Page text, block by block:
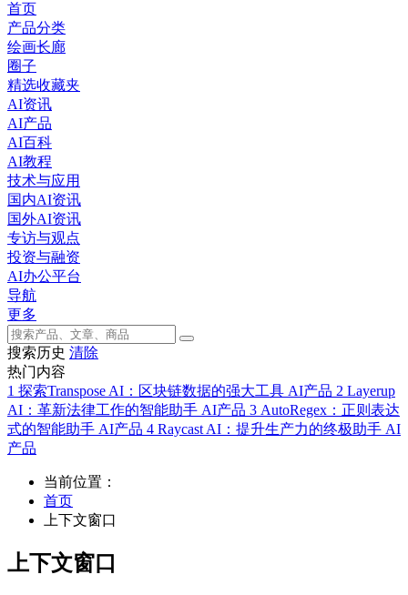
首页
产品分类
绘画长廊
圈子
精选收藏夹
AI资讯
AI产品
AI百科
AI教程
技术与应用
国内AI资讯
国外AI资讯
专访与观点
投资与融资
AI办公平台
导航
更多
搜索历史 清除
热门内容
1 探索Transpose AI：区块链数据的强大工具 AI产品 2 Layerup
AI：革新法律工作的智能助手 AI产品 3 AutoRegex：正则表达
式的智能助手 AI产品 4 Raycast AI：提升生产力的终极助手 AI
产品
当前位置：
首页
上下文窗口
上下文窗口